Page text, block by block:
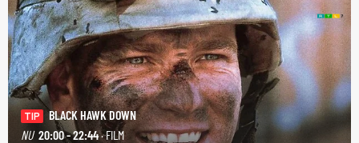
TIP
BLACK HAWK DOWN
NU 20:00 - 22:44· FILM